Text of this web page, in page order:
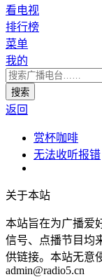
看电视
排行榜
菜单
我的
返回
赏杯咖啡
无法收听报错
关于本站
本站旨在为广播爱
信号、点播节目均
供链接。本站无意
admin@radio5.cn